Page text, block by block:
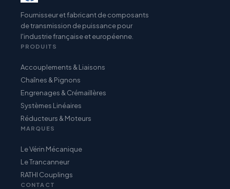
Fournisseur et fabricant de composants
de transmission de puissance pour
l'industrie française et européenne.
PRODUITS
Accouplements & Liaisons
Chaînes & Pignons
Engrenages & Crémaillères
Systèmes Linéaires
Réducteurs & Moteurs
MARQUES
Le Vérin Mécanique
Le Trancanneur
RATHI Couplings
CONTACT